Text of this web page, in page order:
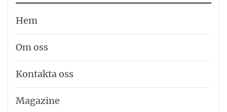
Hem
Om oss
Kontakta oss
Magazine